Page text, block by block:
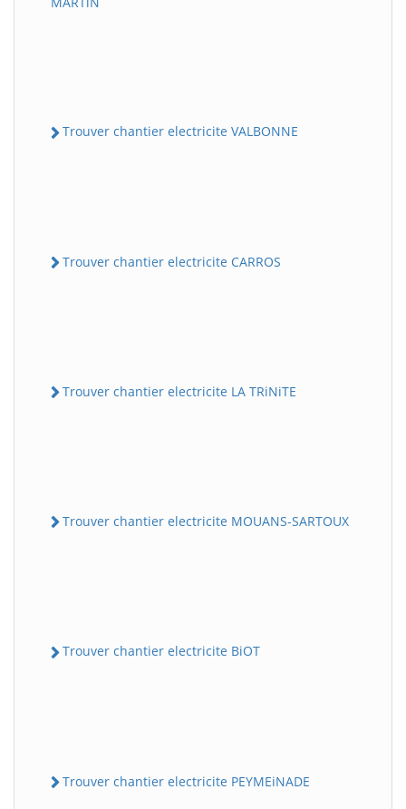
Trouver chantier electricite VALBONNE
Trouver chantier electricite CARROS
Trouver chantier electricite LA TRiNiTE
Trouver chantier electricite MOUANS-SARTOUX
Trouver chantier electricite BiOT
Trouver chantier electricite PEYMEiNADE